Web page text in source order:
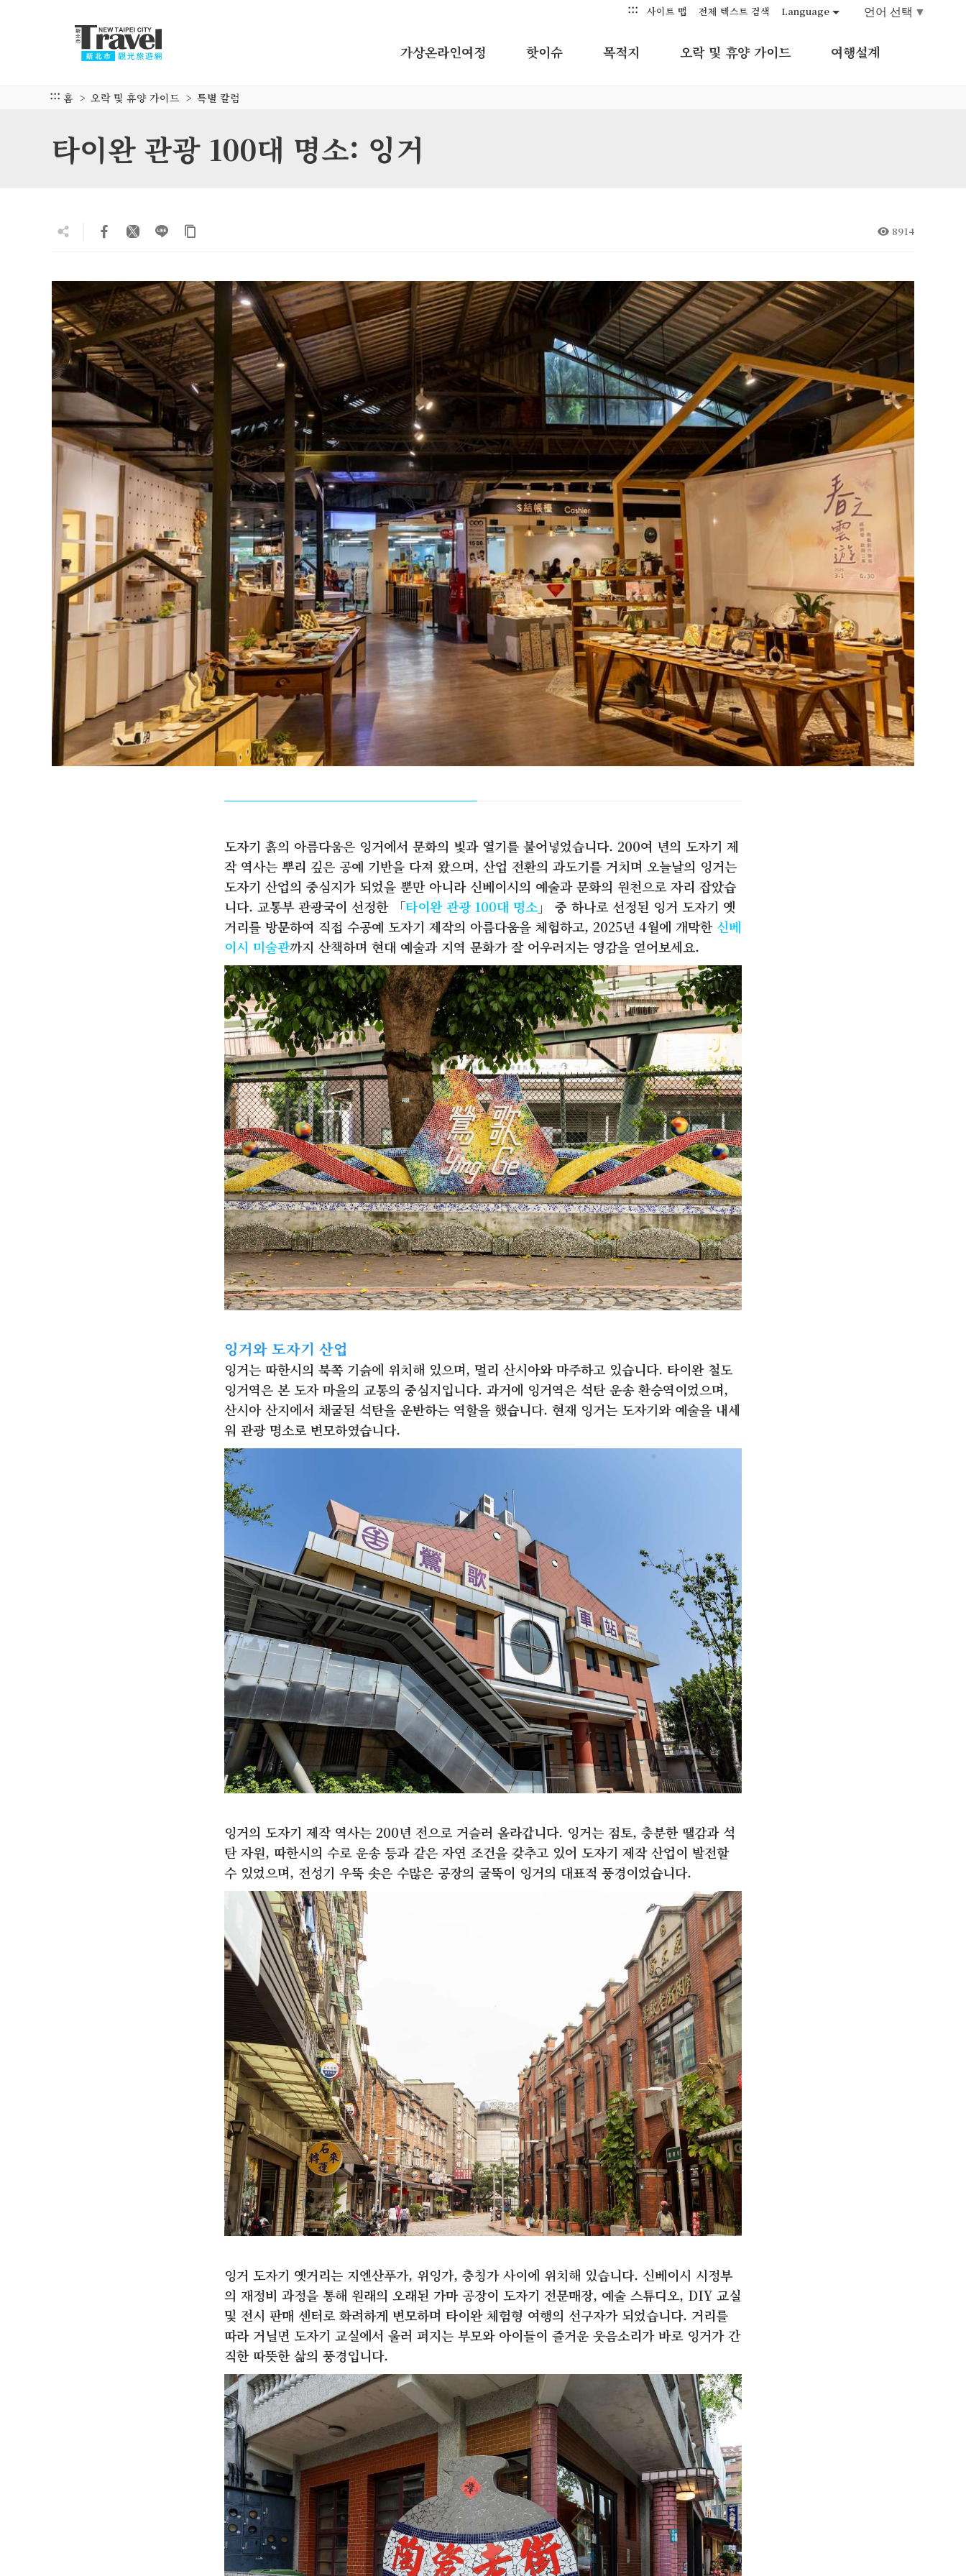
::: 사이트 맵 전체 텍스트 검색 Language 언어 선택 ▼
가상온라인여정 핫이슈 목적지 오락 및 휴양 가이드 여행설계
::: 홈 오락 및 휴양 가이드 특별 칼럼
타이완 관광 100대 명소: 잉거
8914
도자기 흙의 아름다움은 잉거에서 문화의 빛과 열기를 불어넣었습니다. 200여 년의 도자기 제
작 역사는 뿌리 깊은 공예 기반을 다져 왔으며, 산업 전환의 과도기를 거치며 오늘날의 잉거는
도자기 산업의 중심지가 되었을 뿐만 아니라 신베이시의 예술과 문화의 원천으로 자리 잡았습
니다. 교통부 관광국이 선정한 「타이완 관광 100대 명소」 중 하나로 선정된 잉거 도자기 옛
거리를 방문하여 직접 수공예 도자기 제작의 아름다움을 체험하고, 2025년 4월에 개막한 신베
이시 미술관까지 산책하며 현대 예술과 지역 문화가 잘 어우러지는 영감을 얻어보세요.
잉거와 도자기 산업
잉거는 따한시의 북쪽 기슭에 위치해 있으며, 멀리 산시아와 마주하고 있습니다. 타이완 철도
잉거역은 본 도자 마을의 교통의 중심지입니다. 과거에 잉거역은 석탄 운송 환승역이었으며,
산시아 산지에서 채굴된 석탄을 운반하는 역할을 했습니다. 현재 잉거는 도자기와 예술을 내세
워 관광 명소로 변모하였습니다.
잉거의 도자기 제작 역사는 200년 전으로 거슬러 올라갑니다. 잉거는 점토, 충분한 땔감과 석
탄 자원, 따한시의 수로 운송 등과 같은 자연 조건을 갖추고 있어 도자기 제작 산업이 발전할
수 있었으며, 전성기 우뚝 솟은 수많은 공장의 굴뚝이 잉거의 대표적 풍경이었습니다.
잉거 도자기 옛거리는 지엔산푸가, 위잉가, 충칭가 사이에 위치해 있습니다. 신베이시 시정부
의 재정비 과정을 통해 원래의 오래된 가마 공장이 도자기 전문매장, 예술 스튜디오, DIY 교실
및 전시 판매 센터로 화려하게 변모하며 타이완 체험형 여행의 선구자가 되었습니다. 거리를
따라 거닐면 도자기 교실에서 울러 퍼지는 부모와 아이들이 즐거운 웃음소리가 바로 잉거가 간
직한 따뜻한 삶의 풍경입니다.